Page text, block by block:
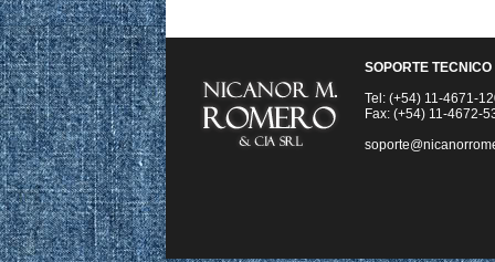
SOPORTE TECNICO
Tel: (+54) 11-4671-
Fax: (+54) 11-4672-